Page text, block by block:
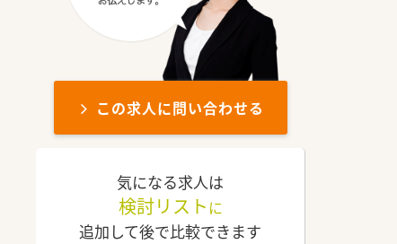
この求人に問い合わせる
気になる求人は
検討リスト に
追加して後で比較できます